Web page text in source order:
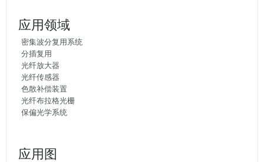
应用领域
密集波分复用系统
分插复用
光纤放大器
光纤传感器
色散补偿装置
光纤布拉格光栅
保偏光学系统
应用图